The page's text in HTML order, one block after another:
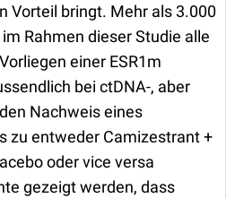
Vorteil bringt. Mehr als 3.000
Rahmen dieser Studie alle
einer ESR1m
bei ctDNA-, aber
Nachweis eines
zu entweder Camizestrant +
oder vice versa
gezeigt werden, dass